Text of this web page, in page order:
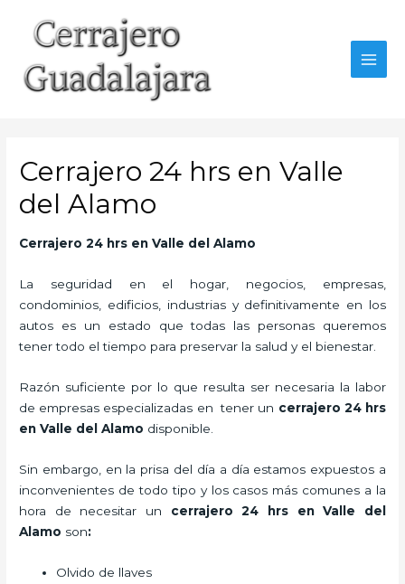
contenido
Cerrajero 24 hrs en Valle
del Alamo
Cerrajero 24 hrs en Valle del Alamo
La seguridad en el hogar, negocios, empresas,
condominios, edificios, industrias y definitivamente en los
autos es un estado que todas las personas queremos
tener todo el tiempo para preservar la salud y el bienestar.
Razón suficiente por lo que resulta ser necesaria la labor
de empresas especializadas en tener un cerrajero 24 hrs
en Valle del Alamo disponible.
Sin embargo, en la prisa del día a día estamos expuestos a
inconvenientes de todo tipo y los casos más comunes a la
hora de necesitar un cerrajero 24 hrs en Valle del
Alamo son:
Olvido de llaves